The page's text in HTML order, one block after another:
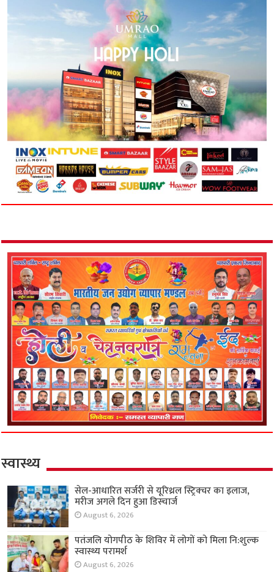
स्वास्थ्य
सेल-आधारित सर्जरी से यूरिथ्रल स्ट्रिक्चर का इलाज,
मरीज अगले दिन हुआ डिस्चार्ज
August 6, 2026
पतंजलि योगपीठ के शिविर में लोगों को मिला नि:शुल्क
स्वास्थ्य परामर्श
August 6, 2026